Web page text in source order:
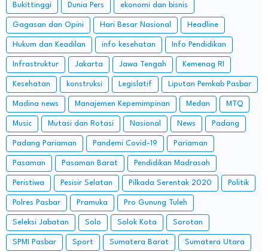
Bukittinggi Dunia Pers ekonomi dan bisnis
Gagasan dan Opini Hari Besar Nasional Headline
Hukum dan Keadilan info kesehatan Info Pendidikan
Infrastruktur Jakarta Jawa Tengah Kemenag RI
Kesehatan konstruksi Legislatif Liputan Pemkab Pasbar
Madina news Manajemen Kepemimpinan Medan MTQ
Music Mutasi dan Rotasi Nasional News Padang
Padang Pariaman Pandemi Covid-19 Pariaman
Pasaman Pasaman Barat Pendidikan Madrasah
Peristiwa Pesisir Selatan Pilkada Serentak 2020 Politik
Polres Pasbar Pramuka Pro Gunung Tuleh
Seleksi Jabatan Solo Solok Kota Sorotan
SPMI Pasbar Sport Sumatera Barat Sumatera Utara